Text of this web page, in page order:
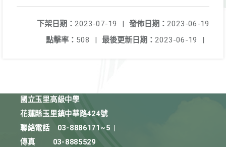
發佈日期： 2023-06-19
下架日期： 2023-07-19
|
最後更新日期： 2023-06-19 |
點擊率： 508 |
國立玉里高級中學
花蓮縣玉里鎮中華路424號
聯絡電話
03-8886171~5
傳真
03-8885529